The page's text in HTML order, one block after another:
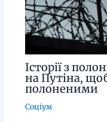
Історії з
на Путіна,
полоненими
Соціум